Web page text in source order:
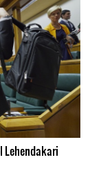
Lehendakari